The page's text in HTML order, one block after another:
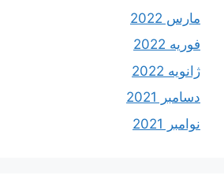
مارس 2022
فوریه 2022
ژانویه 2022
دسامبر 2021
نوامبر 2021